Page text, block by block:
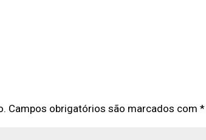
Campos obrigatórios são marcados com*